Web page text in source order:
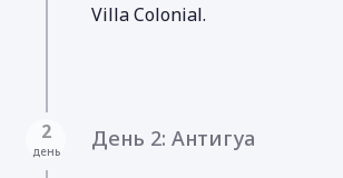
Villa Colonial.
2
день День 2: Антигуа